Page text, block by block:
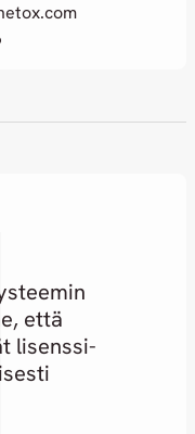
että
lisenssi-